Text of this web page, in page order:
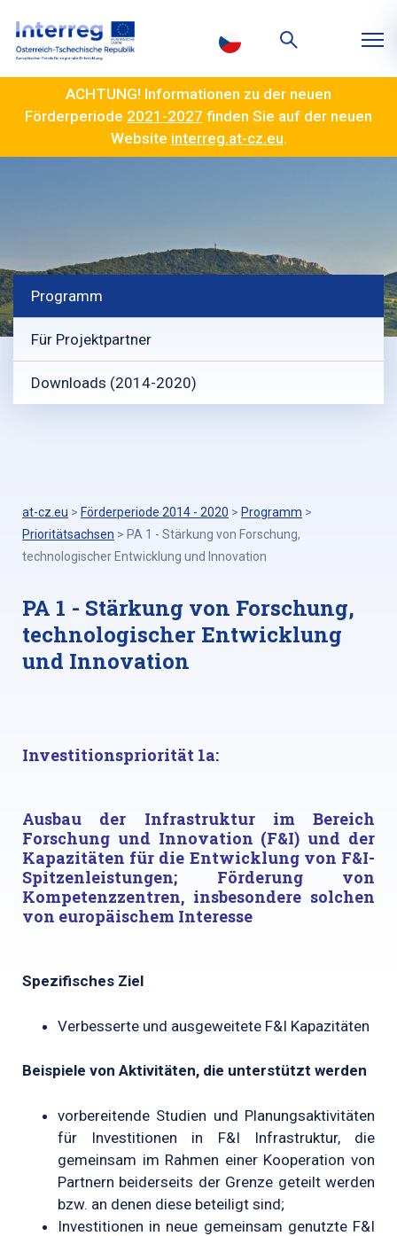
ACHTUNG! Informationen zu der neuen
Förderperiode 2021-2027 finden Sie auf der neuen
Website interreg.at-cz.eu.
Programm
Für Projektpartner
Downloads (2014-2020)
at-cz.eu > Förderperiode 2014 - 2020 > Programm >
Prioritätsachsen > PA 1 - Stärkung von Forschung,
technologischer Entwicklung und Innovation
PA 1 - Stärkung von Forschung,
technologischer Entwicklung
und Innovation
Investitionspriorität 1a:
Ausbau der Infrastruktur im Bereich
Forschung und Innovation (F&I) und der
Kapazitäten für die Entwicklung von F&I-
Spitzenleistungen; Förderung von
Kompetenzzentren, insbesondere solchen
von europäischem Interesse
Spezifisches Ziel
Verbesserte und ausgeweitete F&I Kapazitäten
Beispiele von Aktivitäten, die unterstützt werden
vorbereitende Studien und Planungsaktivitäten
für Investitionen in F&I Infrastruktur, die
gemeinsam im Rahmen einer Kooperation von
Partnern beiderseits der Grenze geteilt werden
bzw. an denen diese beteiligt sind;
Investitionen in neue gemeinsam genutzte F&I